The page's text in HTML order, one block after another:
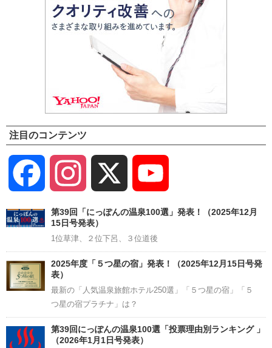
注目のコンテンツ
Facebook Instagram
Channel
第39回「にっぽんの温泉100選」発表！（2025年12月
15日号発表）
1位草津、２位下呂、３位道後
2025年度「５つ星の宿」発表！（2025年12月15日号発
表）
最新の「人気温泉旅館ホテル250選」「５つ星の宿」「５
つ星の宿プラチナ」は？
第39回にっぽんの温泉100選「投票理由別ランキング 」
（2026年1月1日号発表）